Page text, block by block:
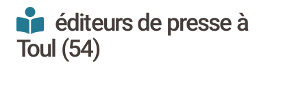
éditeurs de presse à
Toul (54)